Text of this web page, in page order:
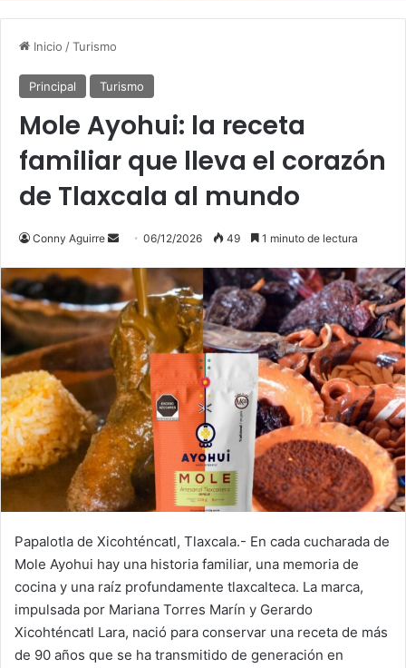
Inicio /Turismo
Principal Turismo
Mole Ayohui: la receta
familiar que lleva el corazón
de Tlaxcala al mundo
Conny Aguirre
Send
email
06/12/2026 49 1 minuto de lectura
Papalotla de Xicohténcatl, Tlaxcala.- En cada cucharada de
Mole Ayohui hay una historia familiar, una memoria de
cocina y una raíz profundamente tlaxcalteca. La marca,
impulsada por Mariana Torres Marín y Gerardo
Xicohténcatl Lara, nació para conservar una receta de más
de 90 años que se ha transmitido de generación en